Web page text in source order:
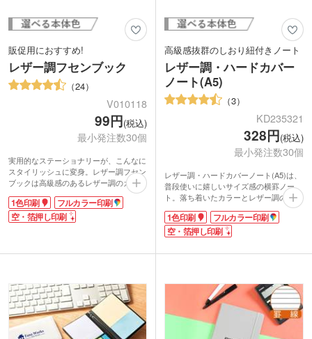
販促用におすすめ!
レザー調フセンブック
24
V010118
99円(税込)
最小発注数30個
実用的なステーショナリーが、こんなに
スタイリッシュに変身。レザー調フセン
ブックは高級感のあるレザー調のカバー
に、5色2サイズの付箋メモをセットしま
した。
シンプルなカバーに企業ロゴが映え、営
業用ノベルティとしてPR効果も抜群。
たします。学生から社会人、主婦の方ま
で、どなたにも喜ばれるお役立ちアイテ
ム。適度な粘着力、書きやすい紙質・色
とサイズで、スタッフからの支持も熱い
大人気ふせんです。
1色印刷
フルカラー印刷
空・箔押し印刷
高級感抜群のしおり紐付きノート
レザー調・ハードカバー
ノート(A5)
3
KD235321
328円(税込)
最小発注数30個
レザー調・ハードカバーノート(A5)は、
普段使いに嬉しいサイズ感の横罫ノー
ト。落ち着いたカラーとレザー調のカバ
ーで、お手頃価格ながらも高級感抜群で
す。表紙を抑えてくれるゴムバンドや、
目的のページが開きやすいしおり紐付
き。機能性とデザイン性を兼ね備えた、
ポストイン可能なノベルティです。
名を印刷すれば、宣伝効果の高い販促品
に。セミナーの参加特典や卒業記念品な
どにおすすめです。
1色印刷
フルカラー印刷
空・箔押し印刷